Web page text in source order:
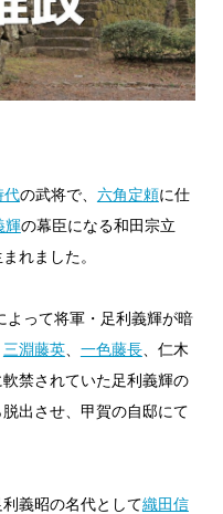
代の武将で、 六角定頼に仕
輝の幕臣になる和田宗立
れました。
よって将軍・足利義輝が暗
三淵藤英、 一色藤長、仁木
軟禁されていた足利義輝の
出させ、甲賀の自邸にて
義昭の名代として織田信